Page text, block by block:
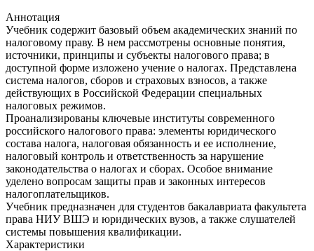
Аннотация
Учебник содержит базовый объем академических знаний по
налоговому праву. В нем рассмотрены основные понятия,
источники, принципы и субъекты налогового права; в
доступной форме изложено учение о налогах. Представлена
система налогов, сборов и страховых взносов, а также
действующих в Российской Федерации специальных
налоговых режимов.
Проанализированы ключевые институты современного
российского налогового права: элементы юридического
состава налога, налоговая обязанность и ее исполнение,
налоговый контроль и ответственность за нарушение
законодательства о налогах и сборах. Особое внимание
уделено вопросам защиты прав и законных интересов
налогоплательщиков.
Учебник предназначен для студентов бакалавриата факультета
права НИУ ВШЭ и юридических вузов, а также слушателей
системы повышения квалификации.
Характеристики